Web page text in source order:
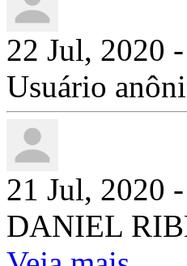
22 Jul, 2020
Usuário
21 Jul, 2020
DANIEL